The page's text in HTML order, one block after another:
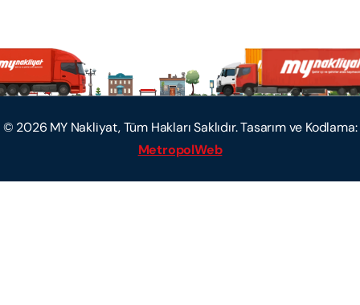
© 2026 MY Nakliyat, Tüm Hakları Saklıdır. Tasarım ve Kodlama:
MetropolWeb